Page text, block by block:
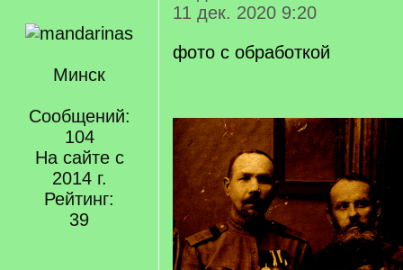
Минск
Сообщений:
104
На сайте с
2014 г.
Рейтинг:
39
11 дек. 2020 9:20
фото с обработкой